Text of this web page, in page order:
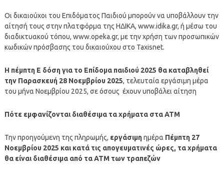
Οι δικαιούχοι του Επιδόματος Παιδιού μπορούν να υποβάλλουν την
αίτησή τους στην πλατφόρμα της ΗΔΙΚΑ, www.idika.gr, ή μέσω του
διαδικτυακού τόπου, www.opeka.gr, με την χρήση των προσωπικών
κωδικών πρόσβασης του δικαιούχου στο Taxisnet.
Η πέμπτη Ε δόσηγια το Επίδομα παιδιού 2025 θα καταβληθεί
την Παρασκευή 28 Νοεμβρίου 2025, τελευταία εργάσιμη μέρα
του μήνα Νοεμβρίου 2025, σε όσους έχουν υποβάλει αίτηση
Πότε εμφανίζονται διαθέσιμα τα χρήματα στα ΑΤΜ
Την προηγούμενη της πληρωμής, εργάσιμηημέρα Πέμπτη 27
Νοεμβρίου2025 και κατά τις απογευματινές ώρες, τα χρήματα
θα είναι διαθέσιμα από τα ΑΤΜ των τραπεζών